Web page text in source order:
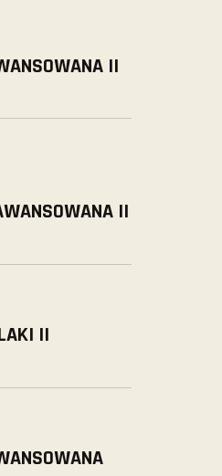
II
II
II